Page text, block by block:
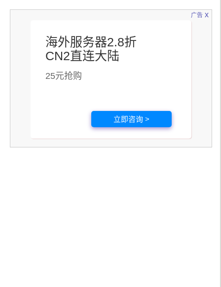
广告
海外服务器2.8折
CN2直连大陆
25元抢购
立即咨询 >
x